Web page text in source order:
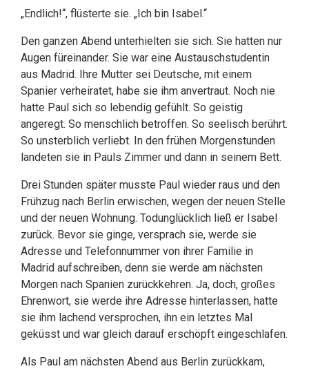
„Endlich!“, flüsterte sie. „Ich bin Isabel.“
Den ganzen Abend unterhielten sie sich. Sie hatten nur
Augen füreinander. Sie war eine Austauschstudentin
aus Madrid. Ihre Mutter sei Deutsche, mit einem
Spanier verheiratet, habe sie ihm anvertraut. Noch nie
hatte Paul sich so lebendig gefühlt. So geistig
angeregt. So menschlich betroffen. So seelisch berührt.
So unsterblich verliebt. In den frühen Morgenstunden
landeten sie in Pauls Zimmer und dann in seinem Bett.
Drei Stunden später musste Paul wieder raus und den
Frühzug nach Berlin erwischen, wegen der neuen Stelle
und der neuen Wohnung. Todunglücklich ließ er Isabel
zurück. Bevor sie ginge, versprach sie, werde sie
Adresse und Telefonnummer von ihrer Familie in
Madrid aufschreiben, denn sie werde am nächsten
Morgen nach Spanien zurückkehren. Ja, doch, großes
Ehrenwort, sie werde ihre Adresse hinterlassen, hatte
sie ihm lachend versprochen, ihn ein letztes Mal
geküsst und war gleich darauf erschöpft eingeschlafen.
Als Paul am nächsten Abend aus Berlin zurückkam,